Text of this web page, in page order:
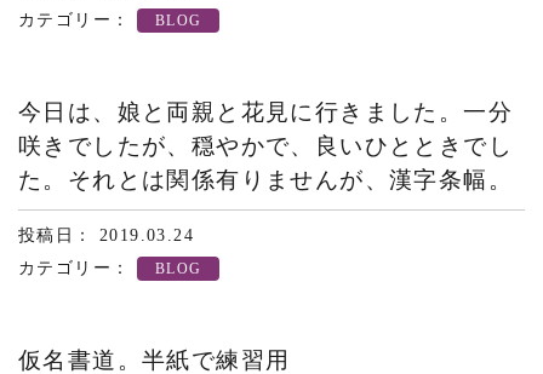
カテゴリー：
BLOG
今日は、娘と両親と花見に行きました。一分
咲きでしたが、穏やかで、良いひとときでし
た。それとは関係有りませんが、漢字条幅。
投稿日： 2019.03.24
カテゴリー：
BLOG
仮名書道。半紙で練習用